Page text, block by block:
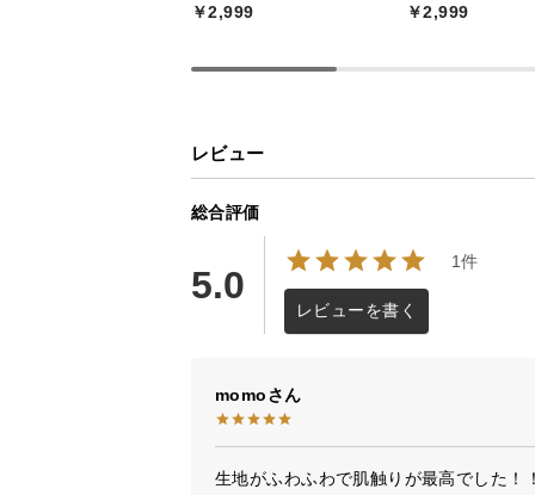
￥2,999 ￥2,999
レビュー
総合評価
5.0
1件
レビューを書く
momo